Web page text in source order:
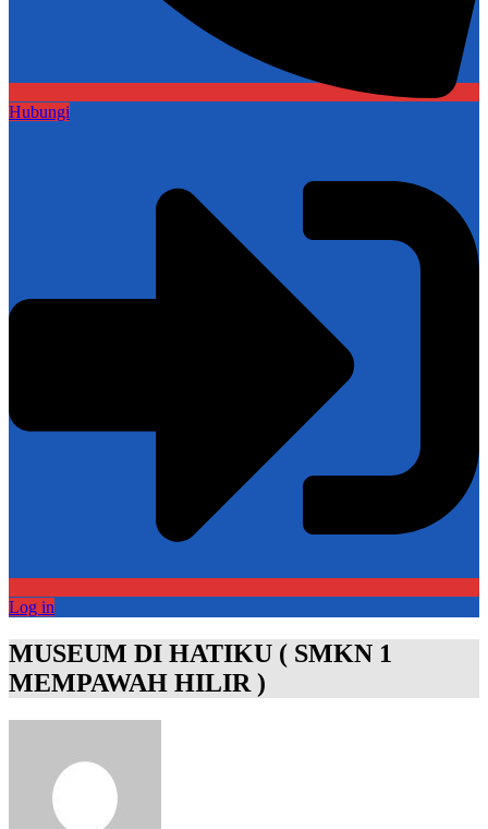
Hubungi
Log in
MUSEUM DI HATIKU ( SMKN 1
MEMPAWAH HILIR )